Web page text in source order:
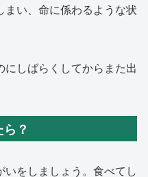
い、命に係わるような状
しばらくしてからまた出
？
をしましょう。食べてし